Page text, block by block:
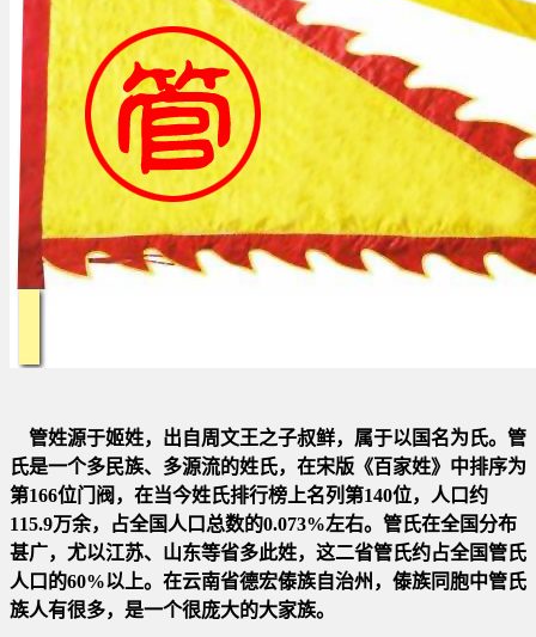
管姓源于姬姓，出自周文王之子叔鲜，属于以国名为氏。管
氏是一个多民族、多源流的姓氏，在宋版《百家姓》中排序为
第166位门阀，在当今姓氏排行榜上名列第140位，人口约
115.9万余，占全国人口总数的0.073%左右。管氏在全国分布
甚广，尤以江苏、山东等省多此姓，这二省管氏约占全国管氏
人口的60%以上。在云南省德宏傣族自治州，傣族同胞中管氏
族人有很多，是一个很庞大的大家族。